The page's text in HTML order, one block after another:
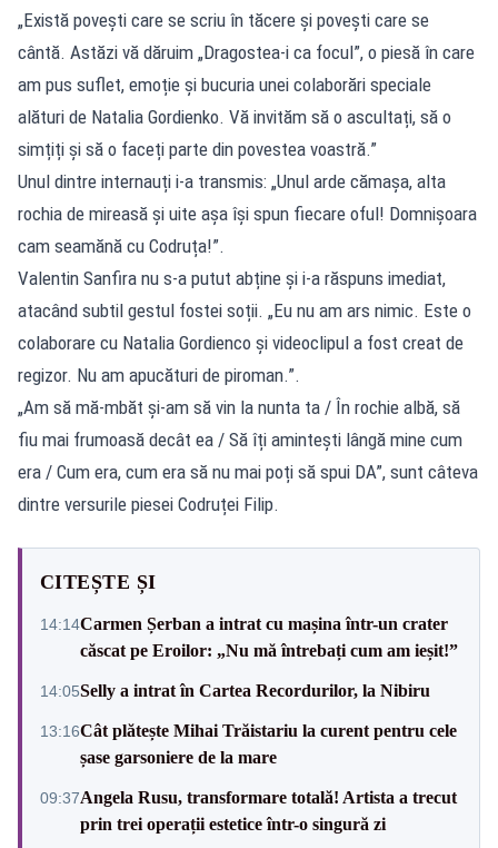
„Există povești care se scriu în tăcere și povești care se
cântă. Astăzi vă dăruim „Dragostea-i ca focul”, o piesă în care
am pus suflet, emoție și bucuria unei colaborări speciale
alături de Natalia Gordienko. Vă invităm să o ascultați, să o
simțiți și să o faceți parte din povestea voastră.”
Unul dintre internauți i-a transmis: „Unul arde cămașa, alta
rochia de mireasă și uite așa își spun fiecare oful! Domnișoara
cam seamănă cu Codruța!”.
Valentin Sanfira nu s-a putut abține și i-a răspuns imediat,
atacând subtil gestul fostei soții. „Eu nu am ars nimic. Este o
colaborare cu Natalia Gordienco și videoclipul a fost creat de
regizor. Nu am apucături de piroman.”.
„Am să mă-mbăt și-am să vin la nunta ta / În rochie albă, să
fiu mai frumoasă decât ea / Să îți amintești lângă mine cum
era / Cum era, cum era să nu mai poți să spui DA”, sunt câteva
dintre versurile piesei Codruței Filip.
CITEȘTE ȘI
14:14Carmen Șerban a intrat cu mașina într-un crater
căscat pe Eroilor: „Nu mă întrebați cum am ieșit!”
14:05Selly a intrat în Cartea Recordurilor, la Nibiru
13:16Cât plătește Mihai Trăistariu la curent pentru cele
șase garsoniere de la mare
09:37Angela Rusu, transformare totală! Artista a trecut
prin trei operații estetice într-o singură zi